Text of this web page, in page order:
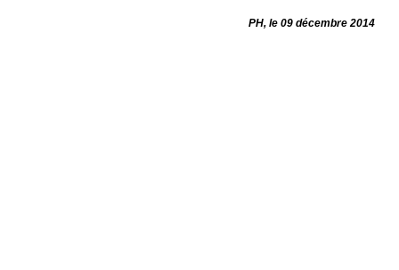
PH, le 09 décembre 2014